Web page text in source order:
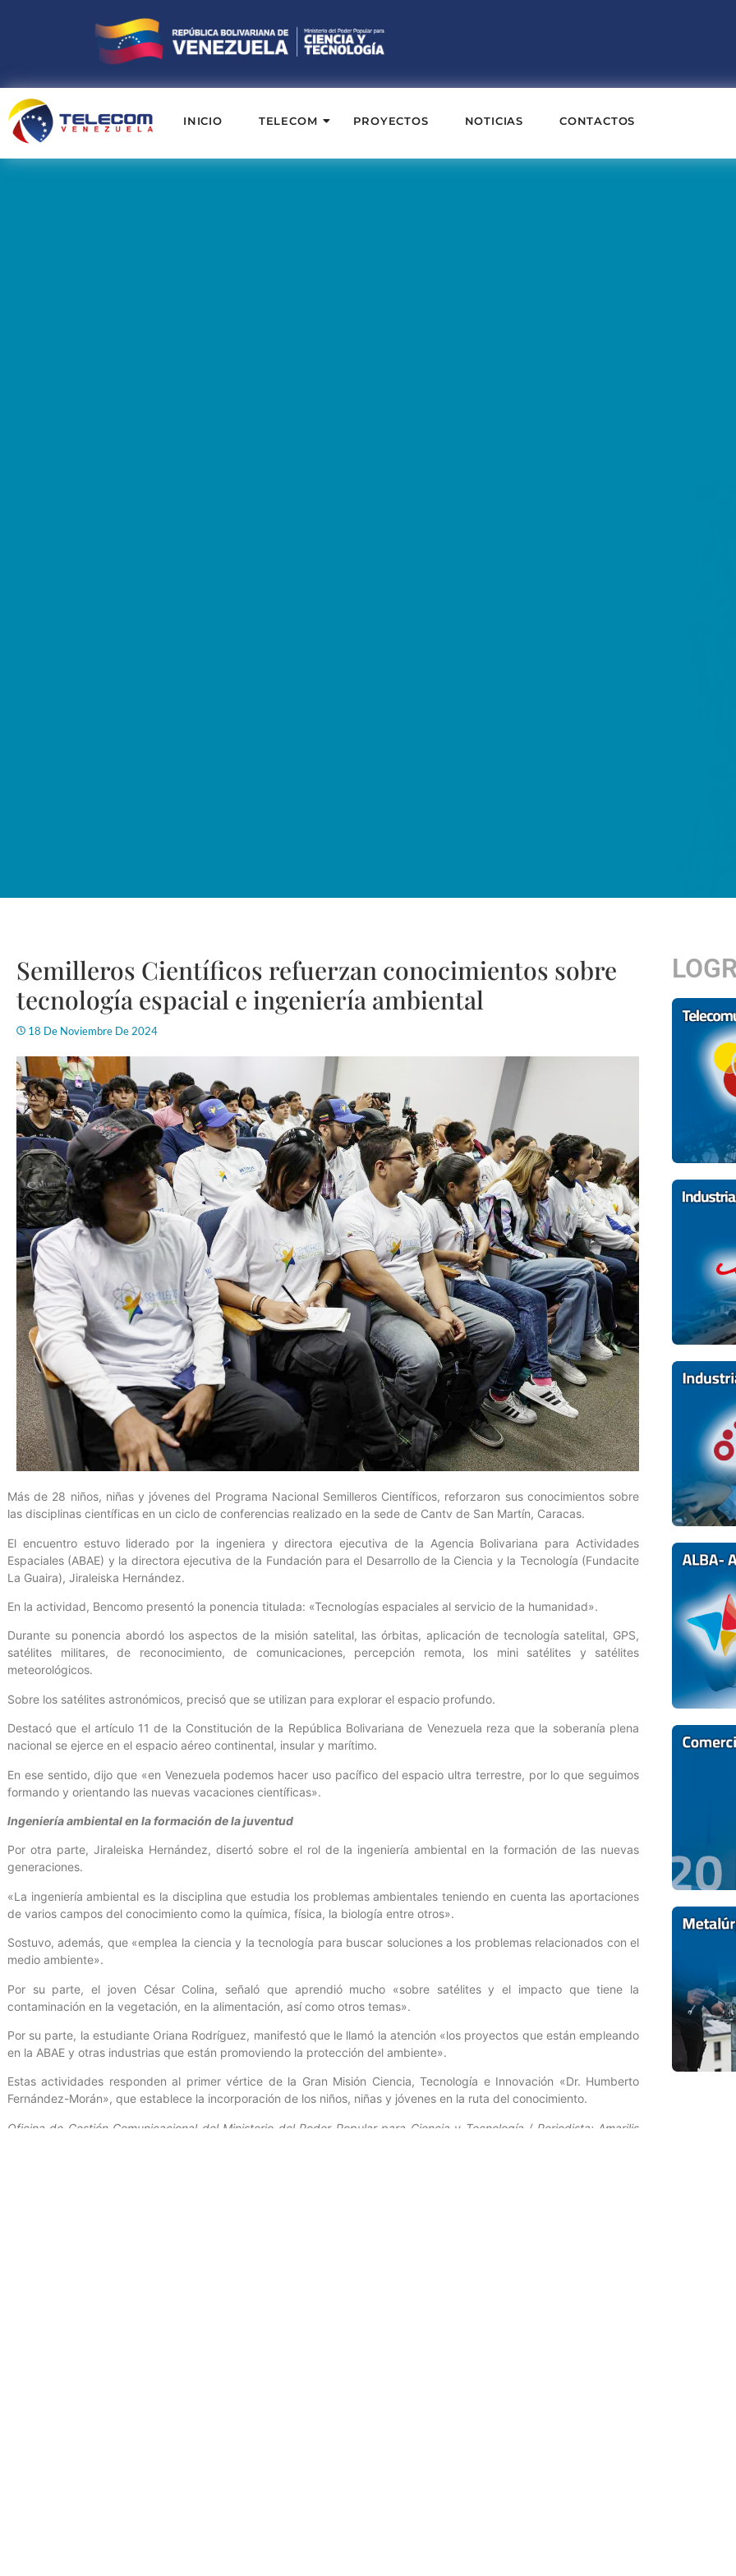
INICIO TELECOM PROYECTOS NOTICIAS CONTACTOS
Semilleros Científicos refuerzan conocimientos sobre
tecnología espacial e ingeniería ambiental
18 De Noviembre De 2024
Más de 28 niños, niñas y jóvenes del Programa Nacional Semilleros Científicos, reforzaron sus conocimientos sobre
las disciplinas científicas en un ciclo de conferencias realizado en la sede de Cantv de San Martín, Caracas.
El encuentro estuvo liderado por la ingeniera y directora ejecutiva de la Agencia Bolivariana para Actividades
Espaciales (ABAE) y la directora ejecutiva de la Fundación para el Desarrollo de la Ciencia y la Tecnología (Fundacite
La Guaira), Jiraleiska Hernández.
En la actividad, Bencomo presentó la ponencia titulada: «Tecnologías espaciales al servicio de la humanidad».
Durante su ponencia abordó los aspectos de la misión satelital, las órbitas, aplicación de tecnología satelital, GPS,
satélites militares, de reconocimiento, de comunicaciones, percepción remota, los mini satélites y satélites
meteorológicos.
Sobre los satélites astronómicos, precisó que se utilizan para explorar el espacio profundo.
Destacó que el artículo 11 de la Constitución de la República Bolivariana de Venezuela reza que la soberanía plena
nacional se ejerce en el espacio aéreo continental, insular y marítimo.
En ese sentido, dijo que «en Venezuela podemos hacer uso pacífico del espacio ultra terrestre, por lo que seguimos
formando y orientando las nuevas vacaciones científicas».
Ingeniería ambiental en la formación de la juventud
Por otra parte, Jiraleiska Hernández, disertó sobre el rol de la ingeniería ambiental en la formación de las nuevas
generaciones.
«La ingeniería ambiental es la disciplina que estudia los problemas ambientales teniendo en cuenta las aportaciones
de varios campos del conocimiento como la química, física, la biología entre otros».
Sostuvo, además, que «emplea la ciencia y la tecnología para buscar soluciones a los problemas relacionados con el
medio ambiente».
Por su parte, el joven César Colina, señaló que aprendió mucho «sobre satélites y el impacto que tiene la
contaminación en la vegetación, en la alimentación, así como otros temas».
Por su parte, la estudiante Oriana Rodríguez, manifestó que le llamó la atención «los proyectos que están empleando
en la ABAE y otras industrias que están promoviendo la protección del ambiente».
Estas actividades responden al primer vértice de la Gran Misión Ciencia, Tecnología e Innovación «Dr. Humberto
Fernández-Morán», que establece la incorporación de los niños, niñas y jóvenes en la ruta del conocimiento.
Oficina de Gestión Comunicacional del Ministerio del Poder Popular para Ciencia y Tecnología / Periodista: Amarilis